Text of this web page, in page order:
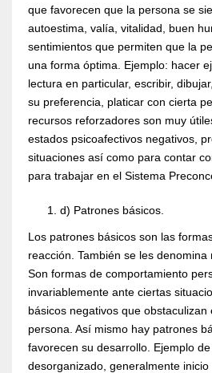
que favorecen que la persona se
autoestima, valía, vitalidad, buen
sentimientos que permiten que la
una forma óptima. Ejemplo: hacer
lectura en particular, escribir,
su preferencia, platicar con cierta
recursos reforzadores son muy
estados psicoafectivos negativos,
situaciones así como para contar
para trabajar en el Sistema
d) Patrones básicos.
Los patrones básicos son las
reacción. También se les denomina
Son formas de comportamiento
invariablemente ante ciertas
básicos negativos que obstaculizan
persona. Así mismo hay patrones
favorecen su desarrollo. Ejemplo
desorganizado, generalmente